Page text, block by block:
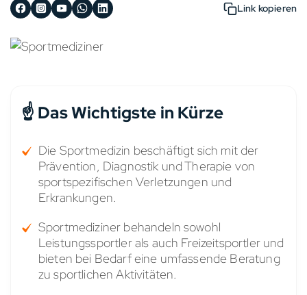
Link kopieren
☝️ Das Wichtigste in Kürze
Die Sportmedizin beschäftigt sich mit der
Prävention, Diagnostik und Therapie von
sportspezifischen Verletzungen und
Erkrankungen.
Sportmediziner behandeln sowohl
Leistungssportler als auch Freizeitsportler und
bieten bei Bedarf eine umfassende Beratung
zu sportlichen Aktivitäten.